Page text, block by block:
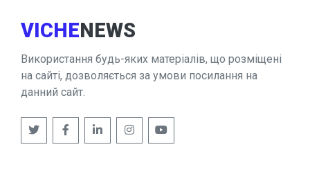
VICHENEWS
Використання будь-яких матеріалів, що розміщені
на сайті, дозволяється за умови посилання на
данний сайт.